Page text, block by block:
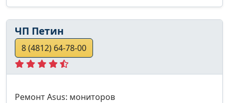
ЧП Петин
8 (4812) 64-78-00
Ремонт Asus: мониторов